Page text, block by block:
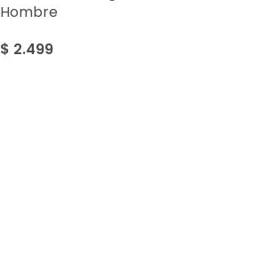
Hombre
$ 2.499